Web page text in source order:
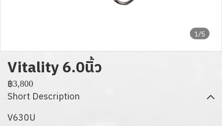
1/5
Vitality 6.0นิ้ว
฿3,800
Short Description
V630U